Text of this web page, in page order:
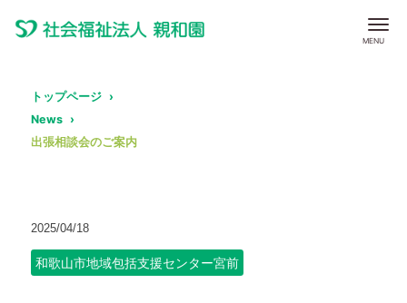
トップページ
News
出張相談会のご案内
2025/04/18
和歌山市地域包括支援センター宮前